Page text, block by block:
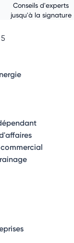
Conseils d'experts
jusqu'à la signature